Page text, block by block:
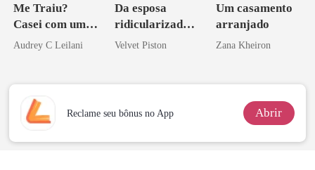
Me Traiu?
Casei com um
Magnata
Audrey C Leilani
Da esposa
ridicularizada à
irmã que
Velvet Piston
Um casamento
arranjado
Zana Kheiron
Reclame seu bônus no App Abrir